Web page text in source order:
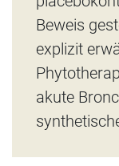
Beweis
explizit
akute